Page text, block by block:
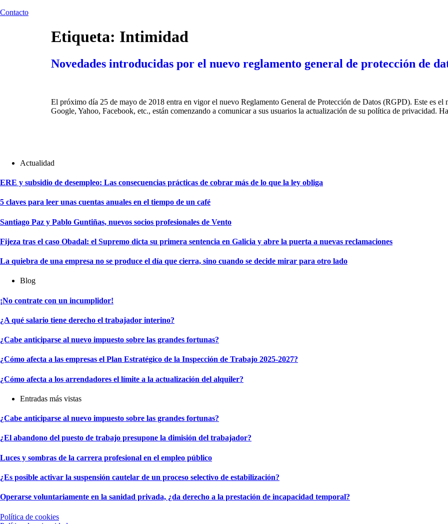
Contacto
Etiqueta: Intimidad
Novedades introducidas por el nuevo reglamento general de protección de
El próximo día 25 de mayo de 2018 entra en vigor el nuevo Reglamento General de Protección de Datos (RGPD). Este es el
Google, Yahoo, Facebook, etc., están comenzando a comunicar a sus usuarios la actualización de su política de privacidad.
Actualidad
ERE y subsidio de desempleo: Las consecuencias prácticas de cobrar más de lo que la ley obliga
5 claves para leer unas cuentas anuales en el tiempo de un café
Santiago Paz y Pablo Guntiñas, nuevos socios profesionales de Vento
Fijeza tras el caso Obadal: el Supremo dicta su primera sentencia en Galicia y abre la puerta a nuevas reclamaciones
La quiebra de una empresa no se produce el día que cierra, sino cuando se decide mirar para otro lado
Blog
¡No contrate con un incumplidor!
¿A qué salario tiene derecho el trabajador interino?
¿Cabe anticiparse al nuevo impuesto sobre las grandes fortunas?
¿Cómo afecta a las empresas el Plan Estratégico de la Inspección de Trabajo 2025-2027?
¿Cómo afecta a los arrendadores el límite a la actualización del alquiler?
Entradas más vistas
¿Cabe anticiparse al nuevo impuesto sobre las grandes fortunas?
¿El abandono del puesto de trabajo presupone la dimisión del trabajador?
Luces y sombras de la carrera profesional en el empleo público
¿Es posible activar la suspensión cautelar de un proceso selectivo de estabilización?
Operarse voluntariamente en la sanidad privada, ¿da derecho a la prestación de incapacidad temporal?
Política de cookies